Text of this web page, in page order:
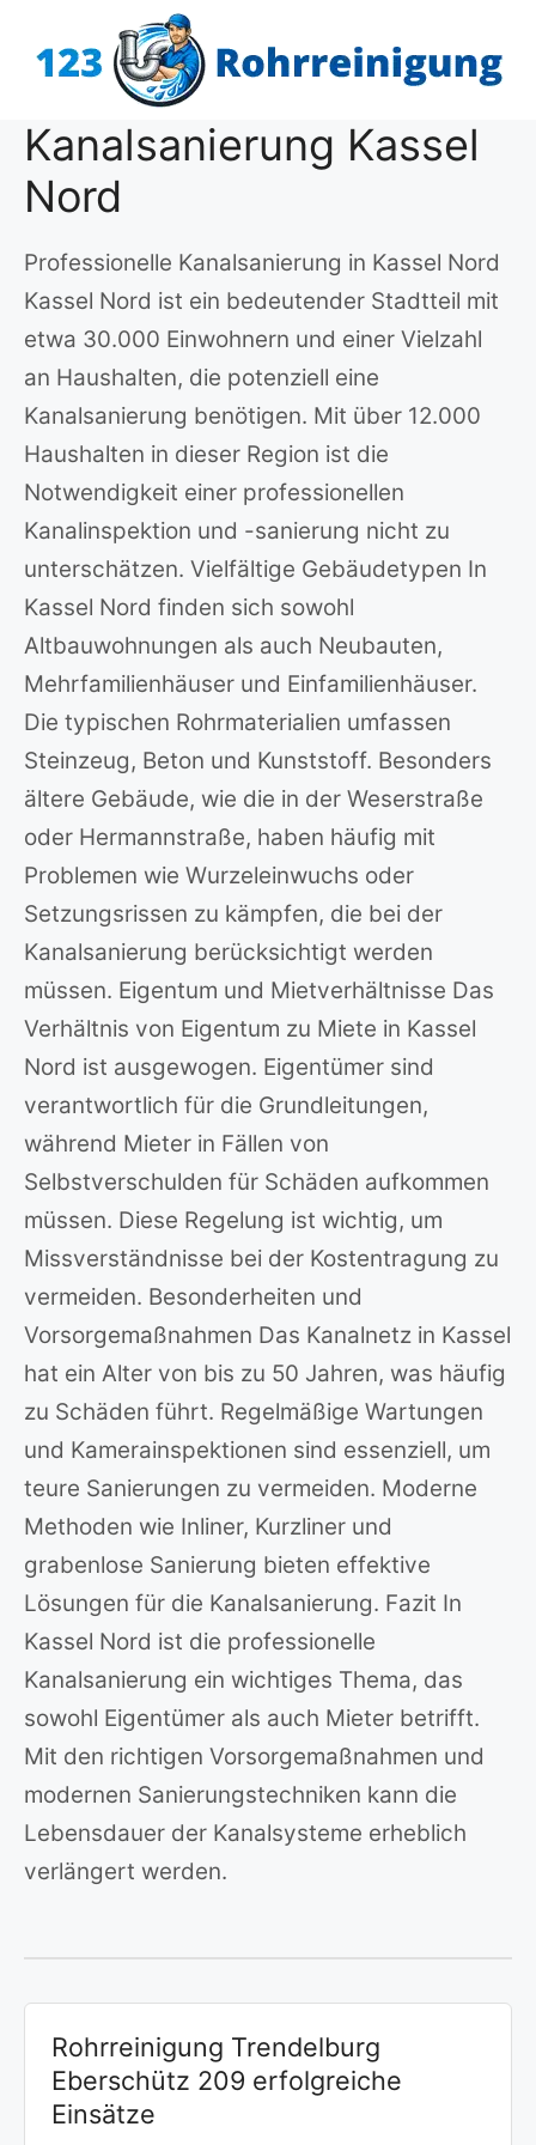
Inhalt
Kanalsanierung Kassel
Nord
Professionelle Kanalsanierung in Kassel Nord
Kassel Nord ist ein bedeutender Stadtteil mit
etwa 30.000 Einwohnern und einer Vielzahl
an Haushalten, die potenziell eine
Kanalsanierung benötigen. Mit über 12.000
Haushalten in dieser Region ist die
Notwendigkeit einer professionellen
Kanalinspektion und -sanierung nicht zu
unterschätzen. Vielfältige Gebäudetypen In
Kassel Nord finden sich sowohl
Altbauwohnungen als auch Neubauten,
Mehrfamilienhäuser und Einfamilienhäuser.
Die typischen Rohrmaterialien umfassen
Steinzeug, Beton und Kunststoff. Besonders
ältere Gebäude, wie die in der Weserstraße
oder Hermannstraße, haben häufig mit
Problemen wie Wurzeleinwuchs oder
Setzungsrissen zu kämpfen, die bei der
Kanalsanierung berücksichtigt werden
müssen. Eigentum und Mietverhältnisse Das
Verhältnis von Eigentum zu Miete in Kassel
Nord ist ausgewogen. Eigentümer sind
verantwortlich für die Grundleitungen,
während Mieter in Fällen von
Selbstverschulden für Schäden aufkommen
müssen. Diese Regelung ist wichtig, um
Missverständnisse bei der Kostentragung zu
vermeiden. Besonderheiten und
Vorsorgemaßnahmen Das Kanalnetz in Kassel
hat ein Alter von bis zu 50 Jahren, was häufig
zu Schäden führt. Regelmäßige Wartungen
und Kamerainspektionen sind essenziell, um
teure Sanierungen zu vermeiden. Moderne
Methoden wie Inliner, Kurzliner und
grabenlose Sanierung bieten effektive
Lösungen für die Kanalsanierung. Fazit In
Kassel Nord ist die professionelle
Kanalsanierung ein wichtiges Thema, das
sowohl Eigentümer als auch Mieter betrifft.
Mit den richtigen Vorsorgemaßnahmen und
modernen Sanierungstechniken kann die
Lebensdauer der Kanalsysteme erheblich
verlängert werden.
Rohrreinigung Trendelburg
Eberschütz 209 erfolgreiche
Einsätze